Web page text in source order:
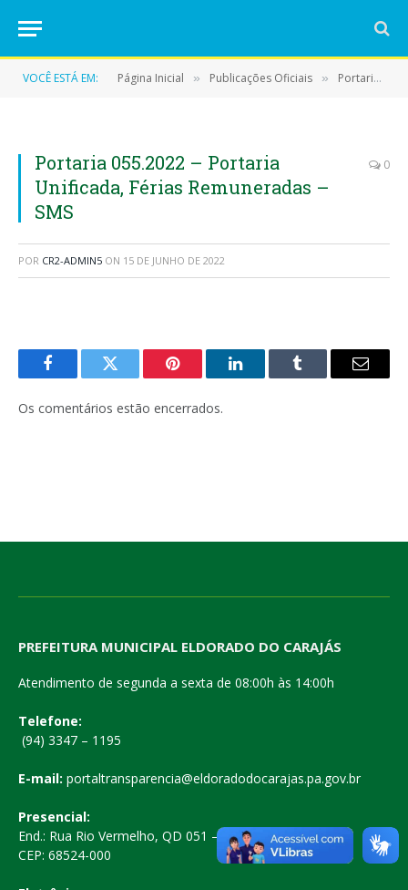
VOCÊ ESTÁ EM: Página Inicial » Publicações Oficiais » Portarias
Portaria 055.2022 – Portaria
Unificada, Férias Remuneradas –
SMS
0
POR CR2-ADMIN5 ON 15 DE JUNHO DE 2022
FacebookTwitter Pinterest LinkedInTumblr
E-
Os comentários estão encerrados.
PREFEITURA MUNICIPAL ELDORADO DO CARAJÁS
Atendimento de segunda a sexta de 08:00h às 14:00h
Telefone:
(94) 3347 – 1195
E-mail: portaltransparencia@eldoradodocarajas.pa.gov.br
Presencial:
End.: Rua Rio Vermelho, QD 051 – Centro
CEP: 68524-000